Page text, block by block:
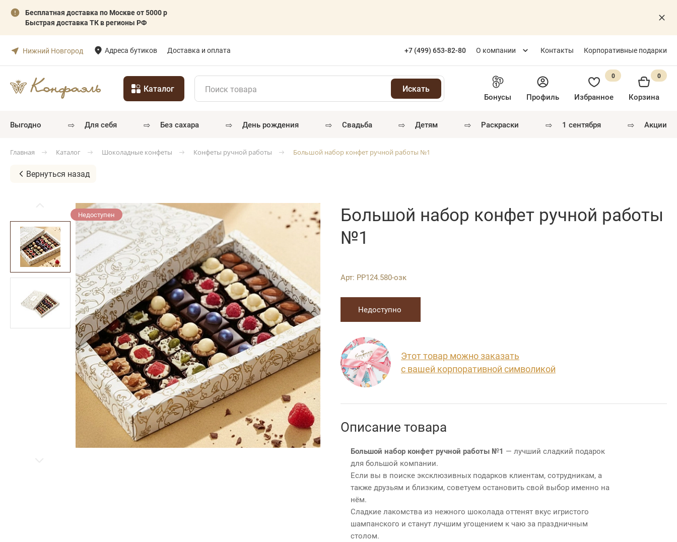
Бесплатная доставка по Москве от 5000 р
Быстрая доставка ТК в регионы РФ
Нижний Новгород Адреса бутиков Доставка и оплата +7 (499) 653-82-80 О компании Контакты Корпоративные подарки
Каталог
Бонусы Профиль Избранное
0
Корзина
0
выгодно ⇨ для себя ⇨ без сахара ⇨ день рождения ⇨ свадьба ⇨ детям ⇨ раскраски ⇨ 1 сентября ⇨ акции
Главная Каталог Шоколадные конфеты Конфеты ручной работы Большой набор конфет ручной работы №1
Вернуться назад
Недоступен
Большой набор конфет ручной работы
№1
Арт: РР124.580-озк
Недоступно
Этот товар можно заказать
с вашей корпоративной символикой
Описание товара
Большой набор конфет ручной работы №1 — лучший сладкий подарок
для большой компании.
Если вы в поиске эксклюзивных подарков клиентам, сотрудникам, а
также друзьям и близким, советуем остановить свой выбор именно на
нём.
Сладкие лакомства из нежного шоколада оттенят вкус игристого
шампанского и станут лучшим угощением к чаю за праздничным
столом.